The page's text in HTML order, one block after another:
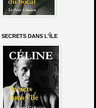
SECRETS DANS L'ÎLE